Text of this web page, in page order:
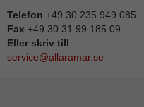
Telefon +49 30 235 949 085
Fax +49 30 31 99 185 09
Eller skriv till
service@allaramar.se